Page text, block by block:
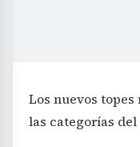
Los nuevos
las categorías